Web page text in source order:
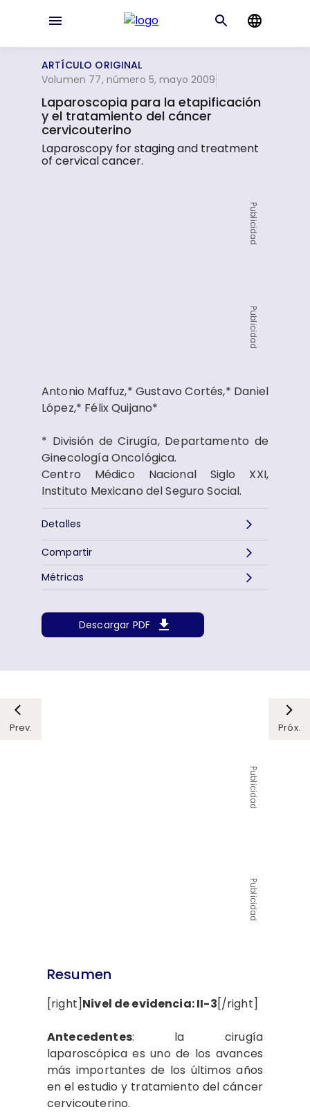
ARTÍCULO ORIGINAL
Volumen 77, número 5, mayo 2009
Laparoscopia para la etapificación
y el tratamiento del cáncer
cervicouterino
Laparoscopy for staging and treatment
of cervical cancer.
Publicidad
Publicidad
Antonio Maffuz,* Gustavo Cortés,* Daniel
López,* Félix Quijano*
* División de Cirugía, Departamento de
Ginecología Oncológica.
Centro Médico Nacional Siglo XXI,
Instituto Mexicano del Seguro Social.
Detalles
Descargar PDF
Métricas
Compartir
Prev. Próx.
Publicidad
Publicidad
Resumen
[right]Nivel de evidencia: II-3[/right]
Antecedentes: la cirugía
laparoscópica es uno de los avances
más importantes de los últimos años
en el estudio y tratamiento del cáncer
cervicouterino.